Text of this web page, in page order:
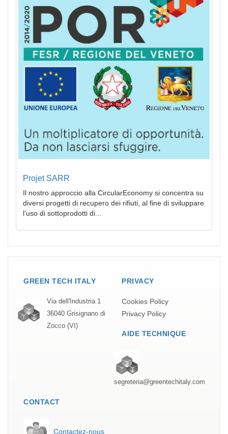
Projet SARR
Il nostro approccio alla CircularEconomy si concentra su
diversi progetti di recupero dei rifiuti, al fine di sviluppare
l’uso di sottoprodotti di...
GREEN TECH ITALY
Via dell'Industria 1
36040 Grisignano di
Zocco (VI)
PRIVACY
Cookies Policy
Privacy Policy
AIDE TECHNIQUE
segreteria@greentechitaly.com
CONTACT
Contactez-nous